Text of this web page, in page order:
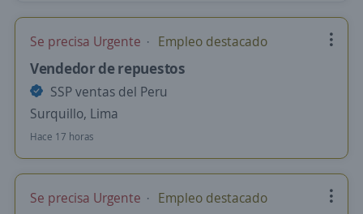
Se precisa Urgente Empleo destacado
Vendedor de repuestos
SSP ventas del Peru
Surquillo, Lima
Hace 17 horas
Se precisa Urgente Empleo destacado